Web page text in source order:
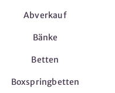
Abverkauf
Bänke
Betten
Boxspringbetten